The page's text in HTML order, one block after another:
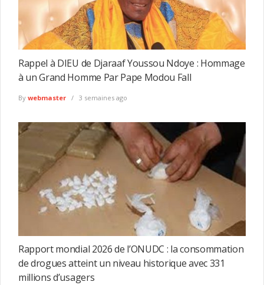
Rappel à DIEU de Djaraaf Youssou Ndoye : Hommage
à un Grand Homme Par Pape Modou Fall
By webmaster 3 semaines ago
Rapport mondial 2026 de l’ONUDC : la consommation
de drogues atteint un niveau historique avec 331
millions d’usagers